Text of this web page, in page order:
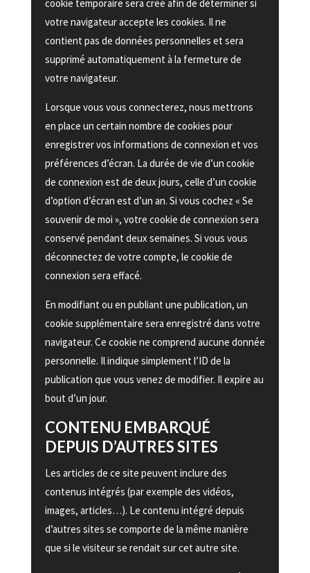
cookie temporaire sera créé afin de déterminer si
votre navigateur accepte les cookies. Il ne
contient pas de données personnelles et sera
supprimé automatiquement à la fermeture de
votre navigateur.
Lorsque vous vous connecterez, nous mettrons
en place un certain nombre de cookies pour
enregistrer vos informations de connexion et vos
préférences d’écran. La durée de vie d’un cookie
de connexion est de deux jours, celle d’un cookie
d’option d’écran est d’un an. Si vous cochez « Se
souvenir de moi », votre cookie de connexion sera
conservé pendant deux semaines. Si vous vous
déconnectez de votre compte, le cookie de
connexion sera effacé.
En modifiant ou en publiant une publication, un
cookie supplémentaire sera enregistré dans votre
navigateur. Ce cookie ne comprend aucune donnée
personnelle. Il indique simplement l’ID de la
publication que vous venez de modifier. Il expire au
bout d’un jour.
CONTENU EMBARQUÉ
DEPUIS D’AUTRES SITES
Les articles de ce site peuvent inclure des
contenus intégrés (par exemple des vidéos,
images, articles…). Le contenu intégré depuis
d’autres sites se comporte de la même manière
que si le visiteur se rendait sur cet autre site.